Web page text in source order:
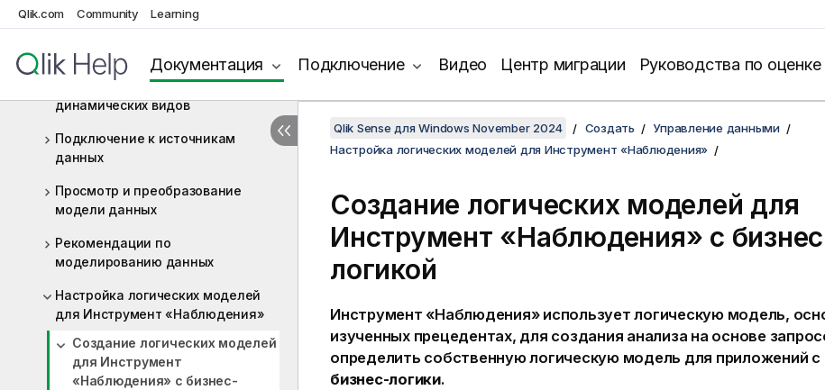
Qlik.com Community Learning
Документация Подключение Видео Центр миграции Руководства по оценке
Управление большими данными с
помощью приложений On-demand
Управление данными с помощью
динамических видов
Подключение к источникам
данных
Просмотр и преобразование
модели данных
Рекомендации по
моделированию данных
Настройка логических моделей
для Инструмент «Наблюдения»
Создание логических моделей
для Инструмент
«Наблюдения» с бизнес-
Qlik Sense для Windows November 2024 Создать
Управление данными
Настройка логических моделей для Инструмент «Наблюдения»
Создание логических моделей для
Инструмент «Наблюдения» с
логикой
Инструмент «Наблюдения» использует логическую модель,
изученных прецедентах, для создания анализа на основе
определить собственную логическую модель для приложений
бизнес-логики.